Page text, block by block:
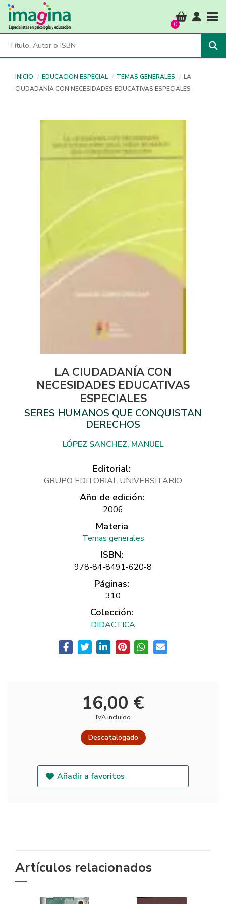
0
INICIO EDUCACION ESPECIAL TEMAS GENERALES
LA
CIUDADANÍA CON NECESIDADES EDUCATIVAS ESPECIALES
LA CIUDADANÍA CON
NECESIDADES EDUCATIVAS
ESPECIALES
SERES HUMANOS QUE CONQUISTAN
DERECHOS
LÓPEZ SANCHEZ, MANUEL
Editorial:
GRUPO EDITORIAL UNIVERSITARIO
Año de edición:
2006
Materia
Temas generales
ISBN:
978-84-8491-620-8
Páginas:
310
Colección:
DIDACTICA
16,00 €
IVA incluido
Descatalogado
Añadir a favoritos
Artículos relacionados